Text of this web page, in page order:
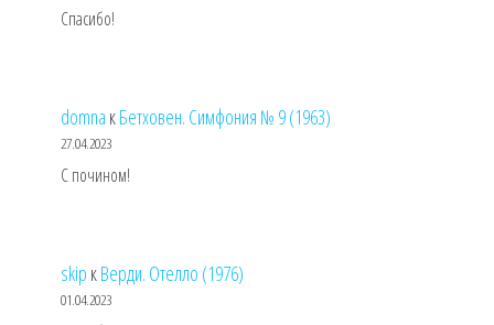
Спасибо!
domna кБетховен. Симфония № 9 (1963)
27.04.2023
С почином!
skip кВерди. Отелло (1976)
01.04.2023